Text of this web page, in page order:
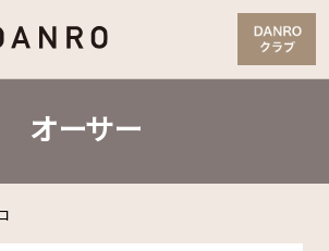
オーサー